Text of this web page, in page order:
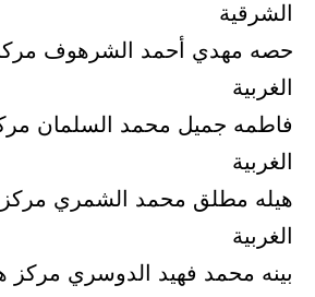
الشرقية
حصه مهدي أحمد الشرهوف
الغربية
فاطمه جميل محمد السلمان
الغربية
هيله مطلق محمد الشمري مركز
الغربية
بينه محمد فهيد الدوسري مركز